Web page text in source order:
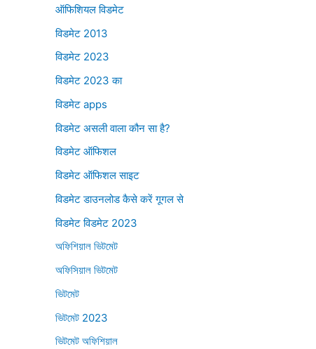
ऑफिशियल विडमेट
विडमेट 2013
विडमेट 2023
विडमेट 2023 का
विडमेट apps
विडमेट असली वाला कौन सा है?
विडमेट ऑफिशल
विडमेट ऑफिशल साइट
विडमेट डाउनलोड कैसे करें गूगल से
विडमेट विडमेट 2023
অফিশিয়াল ভিটমেট
অফিসিয়াল ভিটমেট
ভিটমেট
ভিটমেট 2023
ভিটমেট অফিশিয়াল